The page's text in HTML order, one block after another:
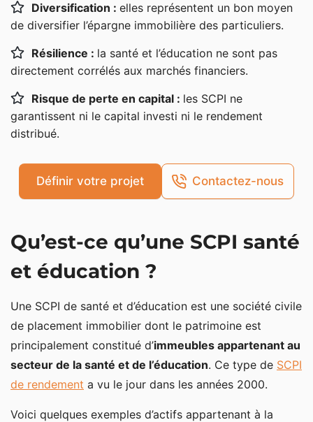
Les meilleures SCPI de santé et d’éducation
Pierval Santé
Foncière des Patriciens
NCap Education Santé
SCPI santé et éducation : avantages et
inconvénients
Diversification : elles représentent un bon moyen
de diversifier l’épargne immobilière des particuliers.
Résilience : la santé et l’éducation ne sont pas
directement corrélés aux marchés financiers.
Risque de perte en capital : les SCPI ne
garantissent ni le capital investi ni le rendement
distribué.
Définir votre projet Contactez-nous
Qu’est-ce qu’une SCPI santé
et éducation ?
Une SCPI de santé et d’éducation est une société civile
de placement immobilier dont le patrimoine est
principalement constitué d’immeubles appartenant au
secteur de la santé et de l’éducation. Ce type de SCPI
de rendement a vu le jour dans les années 2000.
Voici quelques exemples d’actifs appartenant à la